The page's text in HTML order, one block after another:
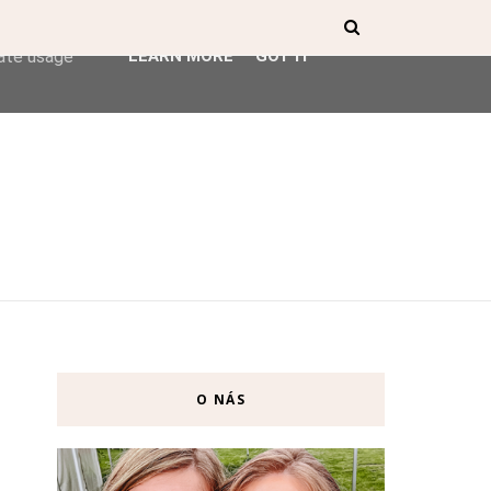
O NÁS
agent
usage
LEARN MORE GOT IT